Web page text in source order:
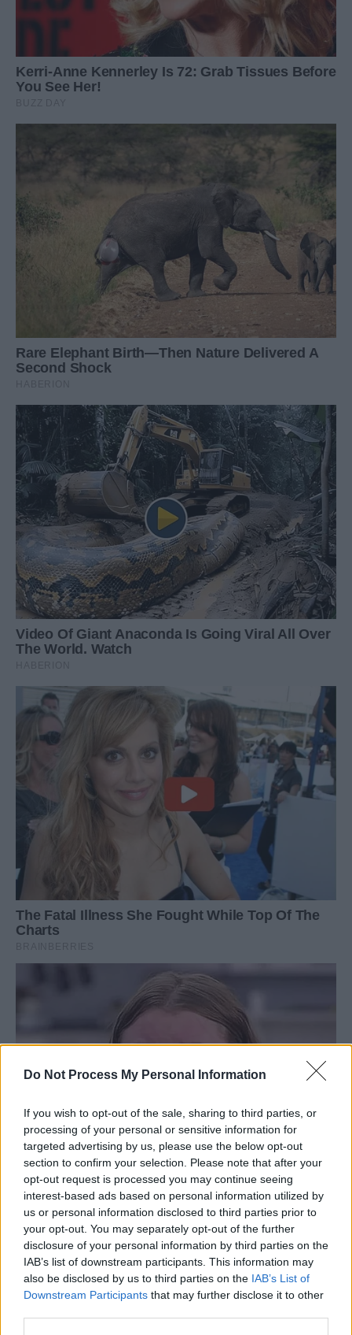
Do Not Process My Personal Information
If you wish to opt-out of the sale, sharing to third parties, or
processing of your personal or sensitive information for
targeted advertising by us, please use the below opt-out
section to confirm your selection. Please note that after your
opt-out request is processed you may continue seeing
interest-based ads based on personal information utilized by
us or personal information disclosed to third parties prior to
your opt-out. You may separately opt-out of the further
disclosure of your personal information by third parties on the
IAB’s list of downstream participants. This information may
also be disclosed by us to third parties on the IAB’s List of
Downstream Participants that may further disclose it to other